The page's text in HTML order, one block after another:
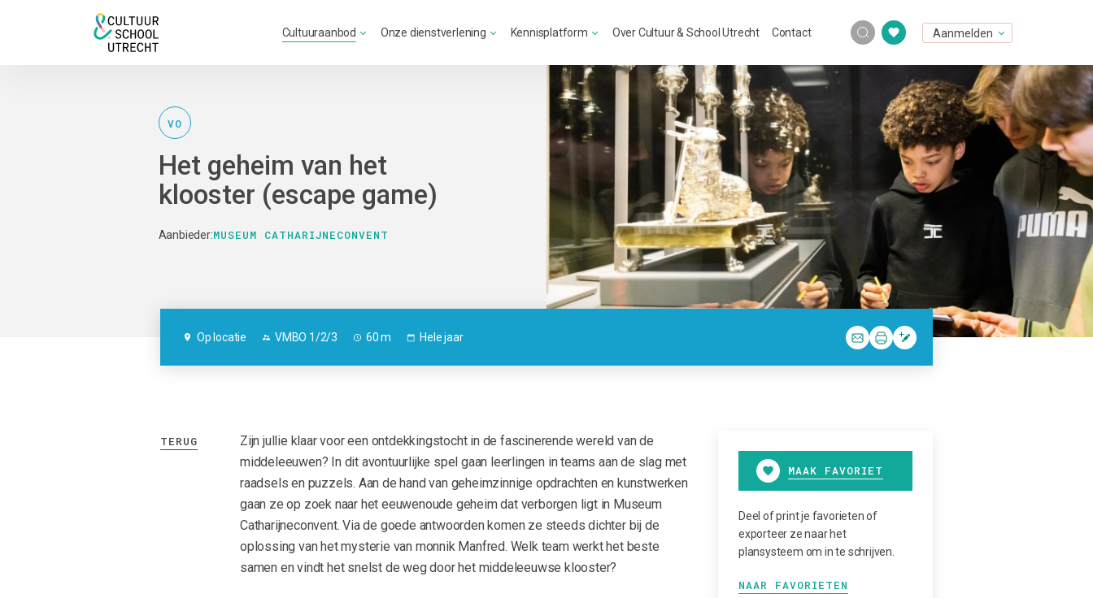
Cultuuraanbod Onze dienstverlening Kennisplatform Over Cultuur & School Utrecht Contact Aanmelden
VO
Het geheim van het
klooster (escape game)
Aanbieder:MUSEUM CATHARIJNECONVENT
Op locatie VMBO 1/2/3 60 m Hele jaar
TERUG
Zijn jullie klaar voor een ontdekkingstocht in de fascinerende wereld van de
middeleeuwen? In dit avontuurlijke spel gaan leerlingen in teams aan de slag met
raadsels en puzzels. Aan de hand van geheimzinnige opdrachten en kunstwerken
gaan ze op zoek naar het eeuwenoude geheim dat verborgen ligt in Museum
Catharijneconvent. Via de goede antwoorden komen ze steeds dichter bij de
oplossing van het mysterie van monnik Manfred. Welk team werkt het beste
samen en vindt het snelst de weg door het middeleeuwse klooster?
MAAK FAVORIET
Deel of print je favorieten of
exporteer ze naar het
plansysteem om in te schrijven.
NAAR FAVORIETEN